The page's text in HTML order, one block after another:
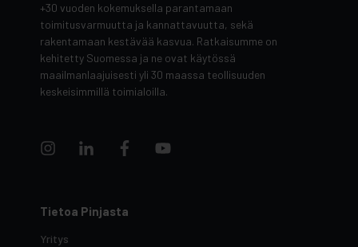
+30 vuoden kokemuksella parantamaan
toimitusvarmuutta ja kannattavuutta, sekä
rakentamaan kestävää kasvua. Ratkaisumme on
kehitetty Suomessa ja ne ovat käytössä
maailmanlaajuisesti yli 30 maassa teollisuuden
keskeisimmillä toimialoilla.
Tietoa Pinjasta
Yritys